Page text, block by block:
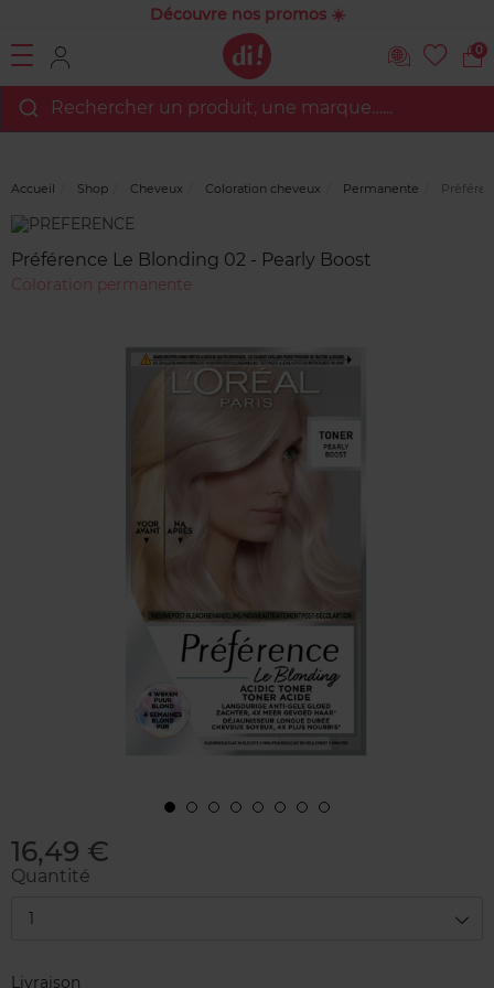
Découvre nos promos ☀️
0
Rechercher un produit, une marque…...
Accueil Shop Cheveux Coloration cheveux Permanente
Marque
clients
Préférence Le Blonding 02 - Pearly Boost
Coloration permanente
16,49 €
Quantité
1
Livraison